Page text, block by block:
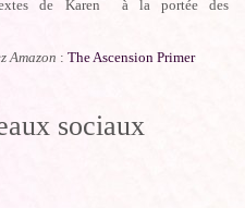
de Karen à la portée des
Amazon : The Ascension Primer
sociaux